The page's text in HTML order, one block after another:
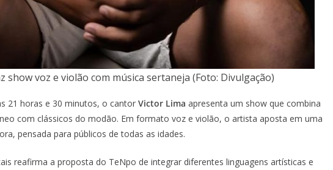
show voz e violão com música sertaneja (Foto: Divulgação)
21 horas e 30 minutos, o cantor Victor Lima apresenta um show que combina
com clássicos do modão. Em formato voz e violão, o artista aposta em uma
pensada para públicos de todas as idades.
reafirma a proposta do TeNpo de integrar diferentes linguagens artísticas e